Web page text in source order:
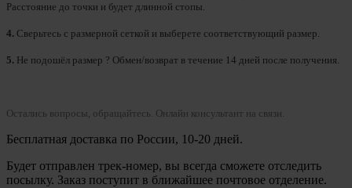
Расстояние до точки и будет длинной стопы.
4. Сверьтесь с размерной сеткой и выберете соответствующий размер.
5. Не подошёл размер ? Обмен/возврат в течение 14 дней после получения.
Остались вопросы, обращайтесь. Онлайн консультант на связи.
Бесплатная доставка по России, 10-20 дней.
Будет отправлен трек-номер, вы всегда сможете отследить
посылку. Заказ поступит в ближайшее почтовое отделение.